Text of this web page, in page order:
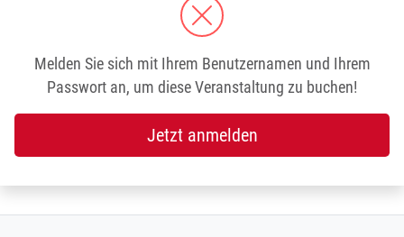
Melden Sie sich mit Ihrem Benutzernamen und Ihrem
Passwort an, um diese Veranstaltung zu buchen!
Jetzt anmelden